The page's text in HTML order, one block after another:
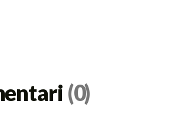
(0)